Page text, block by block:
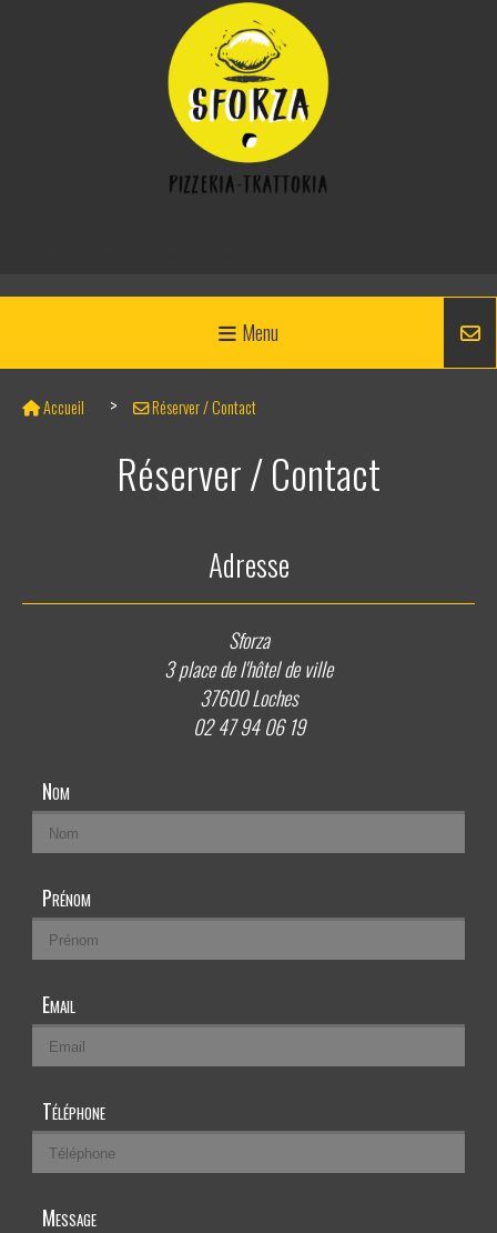
Menu
Accueil Réserver / Contact
Réserver / Contact
Adresse
Sforza
3 place de l'hôtel de ville
37600 Loches
02 47 94 06 19
Nom
Prénom
Email
Téléphone
Message
Panneau de gestion des cookies